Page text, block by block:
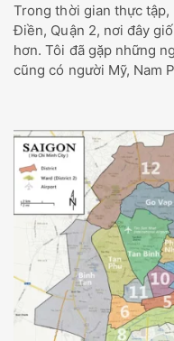
Trong thời gian thực
Điền, Quận 2, nơi đây
hơn. Tôi đã gặp những
cũng có người Mỹ, Nam